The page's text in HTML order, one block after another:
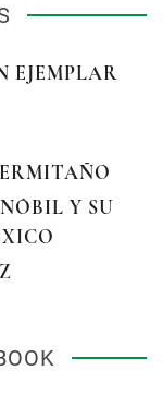
EJEMPLAR
Y SU